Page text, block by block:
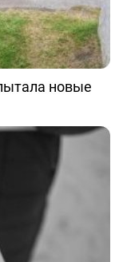
новые